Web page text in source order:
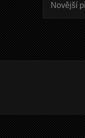
Novější